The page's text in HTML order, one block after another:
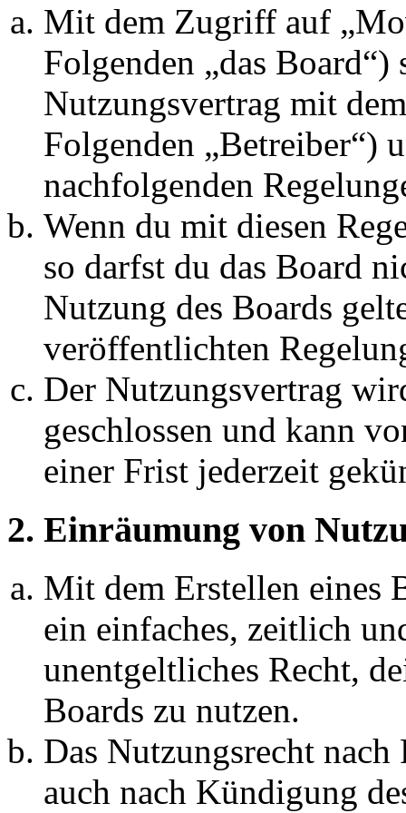
Mit dem Zugriff auf
Folgenden „das
Nutzungsvertrag mit
Folgenden „Betreiber“)
nachfolgenden
Wenn du mit diesen
so darfst du das Board
Nutzung des Boards
veröffentlichten
Der Nutzungsvertrag
geschlossen und kann
einer Frist jederzeit
2. Einräumung von
Mit dem Erstellen eines
ein einfaches, zeitlich
unentgeltliches Recht,
Boards zu nutzen.
Das Nutzungsrecht
auch nach Kündigung